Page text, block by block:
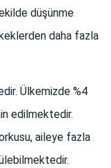
düşünme
daha fazla
Ülkemizde %4
edilmektedir.
aileye fazla